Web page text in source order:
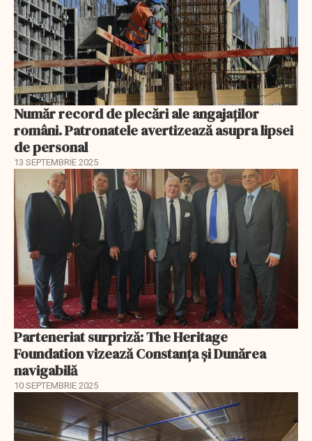
Număr record de plecări ale angajaților
români. Patronatele avertizează asupra lipsei
de personal
13 SEPTEMBRIE 2025
Parteneriat surpriză: The Heritage
Foundation vizează Constanța și Dunărea
navigabilă
10 SEPTEMBRIE 2025